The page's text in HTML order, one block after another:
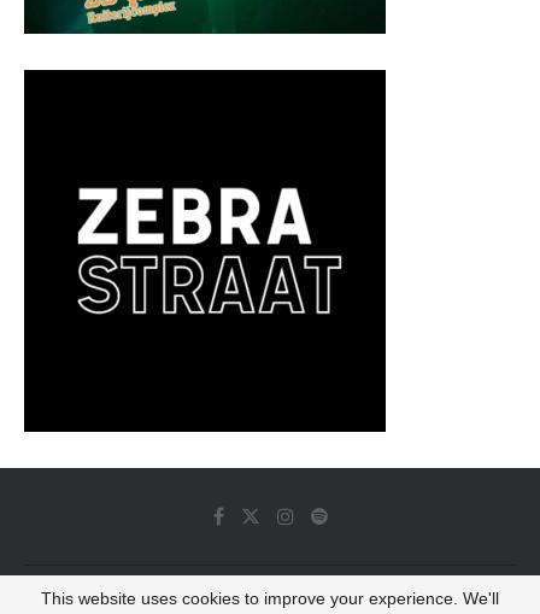
© 2022 - Luminous Dash All Rights Reserved
This website uses cookies to improve your experience. We'll